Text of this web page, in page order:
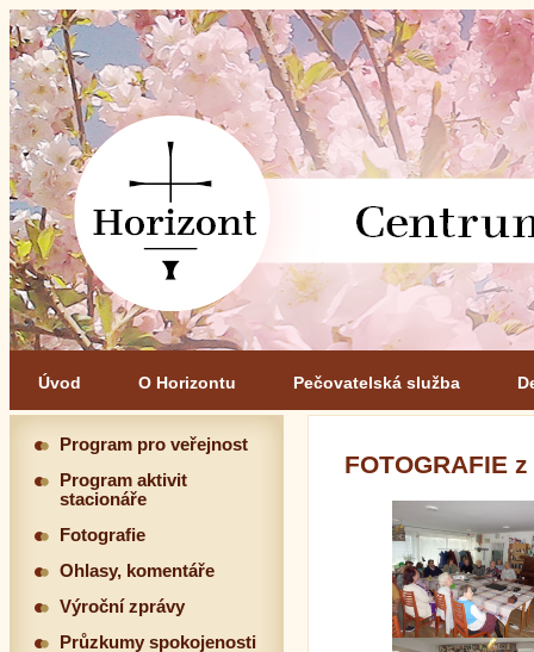
Úvod O Horizontu Pečovatelská služba
FOTOGRAFIE
Program pro veřejnost
Program aktivit
stacionáře
Fotografie
Ohlasy, komentáře
Výroční zprávy
Průzkumy spokojenosti